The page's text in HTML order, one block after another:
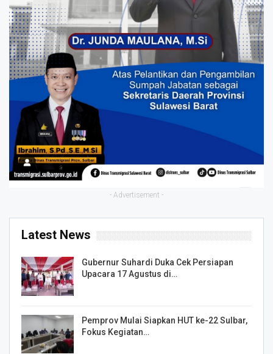
- Advertisement -
Latest News
Gubernur Suhardi Duka Cek Persiapan
Upacara 17 Agustus di…
Pemprov Mulai Siapkan HUT ke-22 Sulbar,
Fokus Kegiatan…